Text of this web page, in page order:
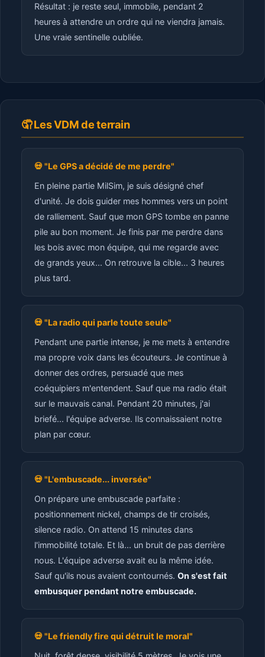
Résultat : je reste seul, immobile, pendant 2
heures à attendre un ordre qui ne viendra jamais.
Une vraie sentinelle oubliée.
🤦 Les VDM de terrain
💀 "Le GPS a décidé de me perdre"
En pleine partie MilSim, je suis désigné chef
d'unité. Je dois guider mes hommes vers un point
de ralliement. Sauf que mon GPS tombe en panne
pile au bon moment. Je finis par me perdre dans
les bois avec mon équipe, qui me regarde avec
de grands yeux... On retrouve la cible... 3 heures
plus tard.
💀 "La radio qui parle toute seule"
Pendant une partie intense, je me mets à entendre
ma propre voix dans les écouteurs. Je continue à
donner des ordres, persuadé que mes
coéquipiers m'entendent. Sauf que ma radio était
sur le mauvais canal. Pendant 20 minutes, j'ai
briefé... l'équipe adverse. Ils connaissaient notre
plan par cœur.
💀 "L'embuscade... inversée"
On prépare une embuscade parfaite :
positionnement nickel, champs de tir croisés,
silence radio. On attend 15 minutes dans
l'immobilité totale. Et là... un bruit de pas derrière
nous. L'équipe adverse avait eu la même idée.
Sauf qu'ils nous avaient contournés. On s'est fait
embusquer pendant notre embuscade.
💀 "Le friendly fire qui détruit le moral"